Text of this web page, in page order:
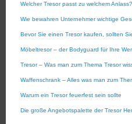
Welcher Tresor passt zu welchem Anlass?
Wie bewahren Unternehmer wichtige
Bevor Sie einen Tresor kaufen, sollten
Möbeltresor – der Bodyguard für Ihre
Tresor – Was man zum Thema Tresor
Waffenschrank – Alles was man zum
Warum ein Tresor feuerfest sein sollte
Die große Angebotspalette der Tresor